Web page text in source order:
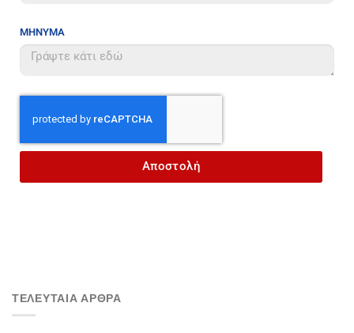
ΜΗΝΥΜΑ
Αποστολή
ΤΕΛΕΥΤΑΙΑ ΑΡΘΡΑ